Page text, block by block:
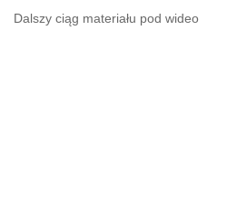
Dalszy ciąg materiału pod wideo